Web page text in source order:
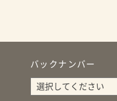
バックナンバー